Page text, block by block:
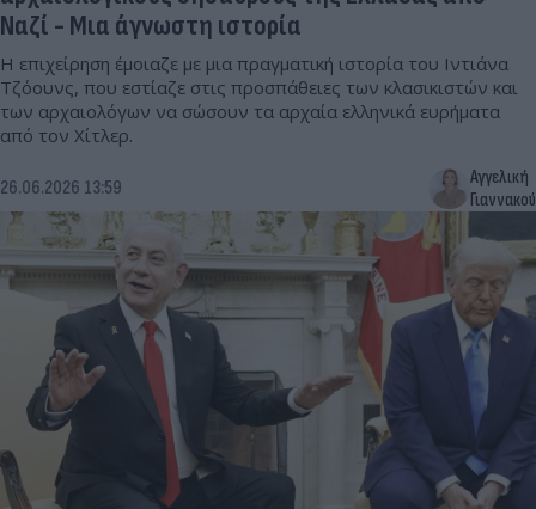
Ναζί - Μια άγνωστη ιστορία
Η επιχείρηση έμοιαζε με μια πραγματική ιστορία του Ιντιάνα
Τζόουνς, που εστίαζε στις προσπάθειες των κλασικιστών και
των αρχαιολόγων να σώσουν τα αρχαία ελληνικά ευρήματα
από τον Χίτλερ.
26.06.2026 13:59
Αγγελική
Γιαννακού